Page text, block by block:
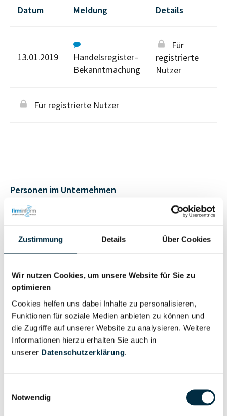
Zustimmung Details Über Cookies
Wir nutzen Cookies, um unsere Website für Sie zu
optimieren
Cookies helfen uns dabei Inhalte zu personalisieren,
Funktionen für soziale Medien anbieten zu können und
die Zugriffe auf unserer Website zu analysieren. Weitere
Informationen hierzu erhalten Sie auch in
unserer Datenschutzerklärung.
Notwendig
Datum Meldung Details
13.01.2019
Handelsregister–
Bekanntmachung
Für
registrierte
Nutzer
Für registrierte Nutzer
Personen im Unternehmen
Nutzer
Wirtschaftlich
Berechtigter
Vollständiges
Eigentums- und Kontrollstruktur
Unternehmensprofil